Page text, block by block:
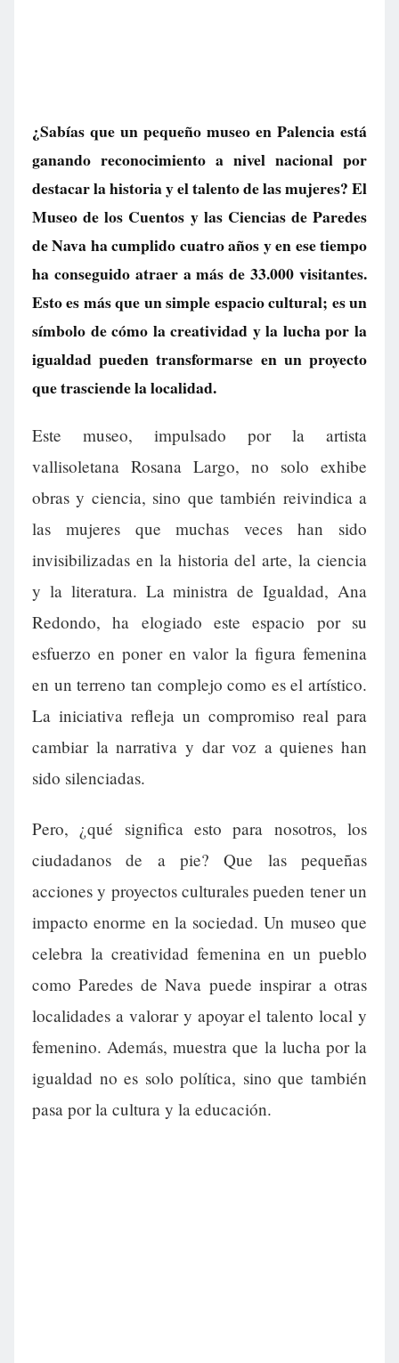
¿Sabías que un pequeño museo en Palencia está
ganando reconocimiento a nivel nacional por
destacar la historia y el talento de las mujeres? El
Museo de los Cuentos y las Ciencias de Paredes
de Nava ha cumplido cuatro años y en ese tiempo
ha conseguido atraer a más de 33.000 visitantes.
Esto es más que un simple espacio cultural; es un
símbolo de cómo la creatividad y la lucha por la
igualdad pueden transformarse en un proyecto
que trasciende la localidad.
Este museo, impulsado por la artista
vallisoletana Rosana Largo, no solo exhibe
obras y ciencia, sino que también reivindica a
las mujeres que muchas veces han sido
invisibilizadas en la historia del arte, la ciencia
y la literatura. La ministra de Igualdad, Ana
Redondo, ha elogiado este espacio por su
esfuerzo en poner en valor la figura femenina
en un terreno tan complejo como es el artístico.
La iniciativa refleja un compromiso real para
cambiar la narrativa y dar voz a quienes han
sido silenciadas.
Pero, ¿qué significa esto para nosotros, los
ciudadanos de a pie? Que las pequeñas
acciones y proyectos culturales pueden tener un
impacto enorme en la sociedad. Un museo que
celebra la creatividad femenina en un pueblo
como Paredes de Nava puede inspirar a otras
localidades a valorar y apoyar el talento local y
femenino. Además, muestra que la lucha por la
igualdad no es solo política, sino que también
pasa por la cultura y la educación.